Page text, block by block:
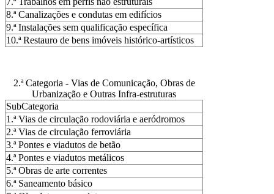
8.ª Canalizações e condutas em edifícios
9.ª Instalações sem qualificação específica
10.ª Restauro de bens imóveis histórico-artísticos
2.ª Categoria - Vias de Comunicação, Obras de
Urbanização e Outras Infra-estruturas
SubCategoria
1.ª Vias de circulação rodoviária e aeródromos
2.ª Vias de circulação ferroviária
3.ª Pontes e viadutos de betão
4.ª Pontes e viadutos metálicos
5.ª Obras de arte correntes
6.ª Saneamento básico